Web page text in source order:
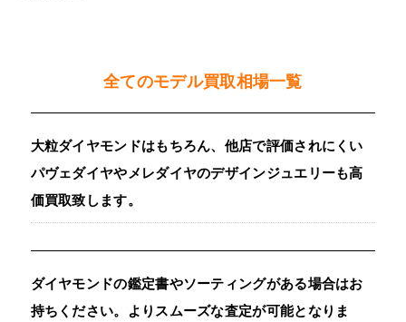
全てのモデル買取相場一覧
大粒ダイヤモンドはもちろん、他店で評価されにくい
パヴェダイヤやメレダイヤのデザインジュエリーも高
価買取致します。
ダイヤモンドの鑑定書やソーティングがある場合はお
持ちください。よりスムーズな査定が可能となりま